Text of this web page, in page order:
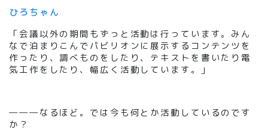
ひろちゃん
「会議以外の期間もずっと活動は行っています。みん
なで泊まりこんでパビリオンに展示するコンテンツを
作ったり、調べものをしたり、テキストを書いたり電
気工作をしたり、幅広く活動しています。」
―――なるほど。では今も何とか活動しているのです
か？